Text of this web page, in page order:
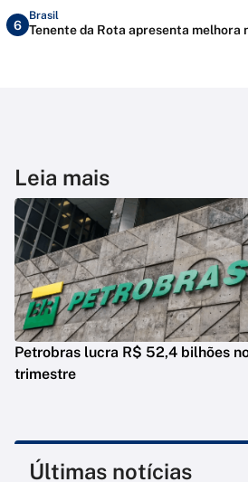
6
Brasil
Tenente da Rota apresenta
Leia mais
Petrobras lucra R$ 52,4 bilhões
trimestre
Últimas notícias